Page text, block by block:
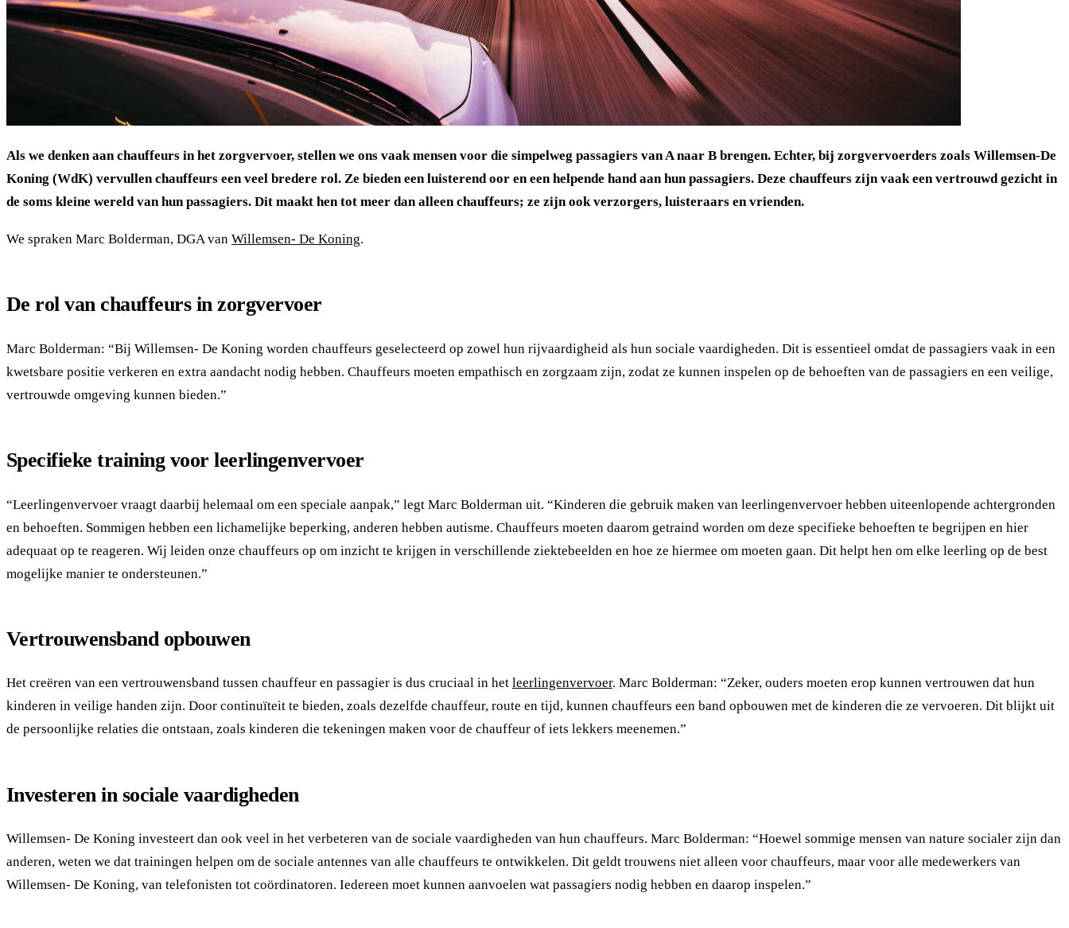
Als we denken aan chauffeurs in het zorgvervoer, stellen we ons vaak mensen voor die simpelweg passagiers van A naar B brengen. Echter, bij zorgvervoerders zoals Willemsen-De
Koning (WdK) vervullen chauffeurs een veel bredere rol. Ze bieden een luisterend oor en een helpende hand aan hun passagiers. Deze chauffeurs zijn vaak een vertrouwd gezicht in
de soms kleine wereld van hun passagiers. Dit maakt hen tot meer dan alleen chauffeurs; ze zijn ook verzorgers, luisteraars en vrienden.
We spraken Marc Bolderman, DGA van Willemsen- De Koning.
De rol van chauffeurs in zorgvervoer
Marc Bolderman: “Bij Willemsen- De Koning worden chauffeurs geselecteerd op zowel hun rijvaardigheid als hun sociale vaardigheden. Dit is essentieel omdat de passagiers vaak in een
kwetsbare positie verkeren en extra aandacht nodig hebben. Chauffeurs moeten empathisch en zorgzaam zijn, zodat ze kunnen inspelen op de behoeften van de passagiers en een veilige,
vertrouwde omgeving kunnen bieden.”
Specifieke training voor leerlingenvervoer
“Leerlingenvervoer vraagt daarbij helemaal om een speciale aanpak,” legt Marc Bolderman uit. “Kinderen die gebruik maken van leerlingenvervoer hebben uiteenlopende achtergronden
en behoeften. Sommigen hebben een lichamelijke beperking, anderen hebben autisme. Chauffeurs moeten daarom getraind worden om deze specifieke behoeften te begrijpen en hier
adequaat op te reageren. Wij leiden onze chauffeurs op om inzicht te krijgen in verschillende ziektebeelden en hoe ze hiermee om moeten gaan. Dit helpt hen om elke leerling op de best
mogelijke manier te ondersteunen.”
Vertrouwensband opbouwen
Het creëren van een vertrouwensband tussen chauffeur en passagier is dus cruciaal in het leerlingenvervoer. Marc Bolderman: “Zeker, ouders moeten erop kunnen vertrouwen dat hun
kinderen in veilige handen zijn. Door continuïteit te bieden, zoals dezelfde chauffeur, route en tijd, kunnen chauffeurs een band opbouwen met de kinderen die ze vervoeren. Dit blijkt uit
de persoonlijke relaties die ontstaan, zoals kinderen die tekeningen maken voor de chauffeur of iets lekkers meenemen.”
Investeren in sociale vaardigheden
Willemsen- De Koning investeert dan ook veel in het verbeteren van de sociale vaardigheden van hun chauffeurs. Marc Bolderman: “Hoewel sommige mensen van nature socialer zijn dan
anderen, weten we dat trainingen helpen om de sociale antennes van alle chauffeurs te ontwikkelen. Dit geldt trouwens niet alleen voor chauffeurs, maar voor alle medewerkers van
Willemsen- De Koning, van telefonisten tot coördinatoren. Iedereen moet kunnen aanvoelen wat passagiers nodig hebben en daarop inspelen.”